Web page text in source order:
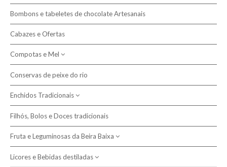
Resolução de Litígios
Pesquisar
Cestas de junco
Artigos em Burel
Chinelos de burel
Cátia Ladeira
Fátima Quelhas Figueiredo
João Morgado
José António Pinho
Marta Duarte
Miguel Saraiva
Ricardo Grilo
Mantas e Cobertores
Cobertores de lã
Mantas ecológicas
Sabonetes artesanais
de azeite
de leite de ovelha
Cachecóis
Gorros
Bombons e tabeletes de chocolate Artesanais
Cabazes e Ofertas
Compotas e Mel
Compotas
Mel da Beira Baixa
Conservas de peixe do rio
Enchidos Tradicionais
Alheiras
Chouriças e Paios
Farinheiras
Filhós, Bolos e Doces tradicionais
Fruta e Leguminosas da Beira Baixa
Cerejas e outras frutas
Licores e Bebidas destiladas